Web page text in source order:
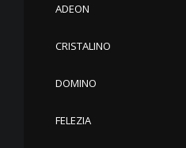
ADEON
CRISTALINO
DOMINO
FELEZIA